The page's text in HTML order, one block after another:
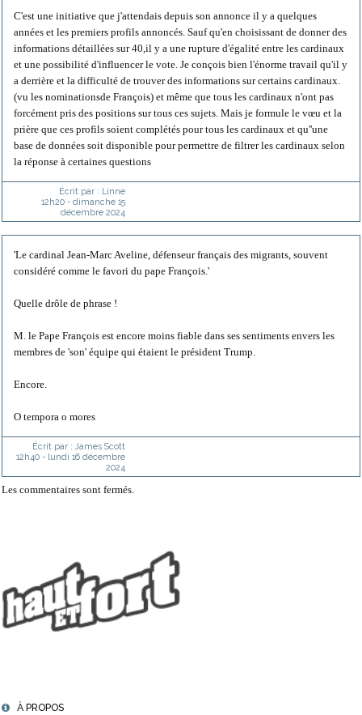
À PROPOS
C'est une initiative que j'attendais depuis son annonce il y a quelques
années et les premiers profils annoncés. Sauf qu'en choisissant de donner des
informations détaillées sur 40,il y a une rupture d'égalité entre les cardinaux
et une possibilité d'influencer le vote. Je conçois bien l'énorme travail qu'il y
a derrière et la difficulté de trouver des informations sur certains cardinaux.
(vu les nominationsde François) et même que tous les cardinaux n'ont pas
forcément pris des positions sur tous ces sujets. Mais je formule le vœu et la
prière que ces profils soient complétés pour tous les cardinaux et qu''une
base de données soit disponible pour permettre de filtrer les cardinaux selon
la réponse à certaines questions
Écrit par : Linne
12h20- dimanche 15
décembre 2024
'Le cardinal Jean-Marc Aveline, défenseur français des migrants, souvent
considéré comme le favori du pape François.'
Quelle drôle de phrase !
M. le Pape François est encore moins fiable dans ses sentiments envers les
membres de 'son' équipe qui étaient le président Trump.
Encore.
O tempora o mores
Écrit par : James Scott
12h40- lundi 16 décembre
2024
Les commentaires sont fermés.